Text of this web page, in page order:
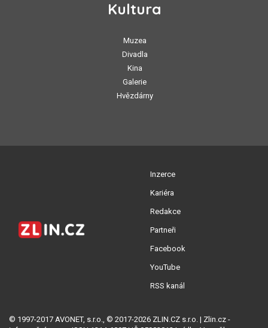
Kultura
Muzea
Divadla
Kina
Galerie
Hvězdárny
Inzerce
Kariéra
Redakce
Partneři
Facebook
YouTube
RSS kanál
© 1997-2017 AVONET, s.r.o., © 2017-2026 ZLIN.CZ s.r.o. | Zlin.cz -